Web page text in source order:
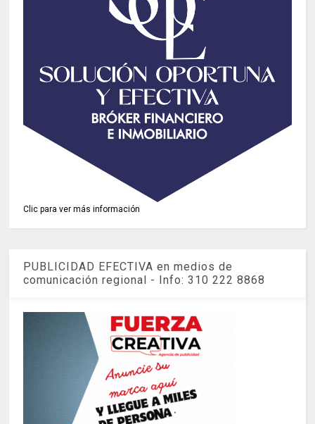
Clic para ver más información
PUBLICIDAD EFECTIVA en medios de
comunicación regional - Info: 310 222 8868